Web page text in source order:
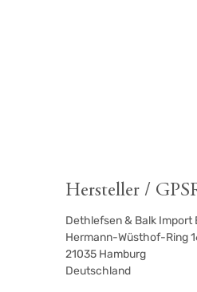
Hersteller /
Dethlefsen & Balk Import
Hermann-Wüsthof-Ring
21035 Hamburg
Deutschland